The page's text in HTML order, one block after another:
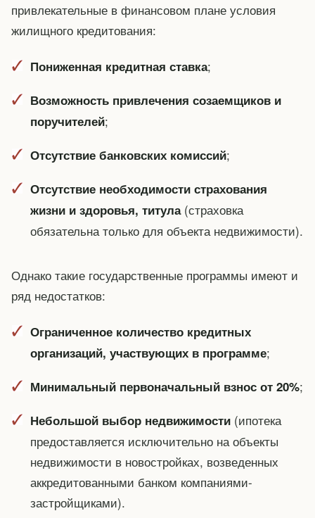
привлекательные в финансовом плане условия
жилищного кредитования:
Пониженная кредитная ставка;
Возможность привлечения созаемщиков и
поручителей;
Отсутствие банковских комиссий;
Отсутствие необходимости страхования
жизни и здоровья, титула (страховка
обязательна только для объекта недвижимости).
Однако такие государственные программы имеют и
ряд недостатков:
Ограниченное количество кредитных
организаций, участвующих в программе;
Минимальный первоначальный взнос от 20%;
Небольшой выбор недвижимости (ипотека
предоставляется исключительно на объекты
недвижимости в новостройках, возведенных
аккредитованными банком компаниями-
застройщиками).